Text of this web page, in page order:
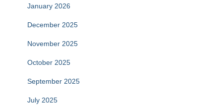
January 2026
December 2025
November 2025
October 2025
September 2025
July 2025